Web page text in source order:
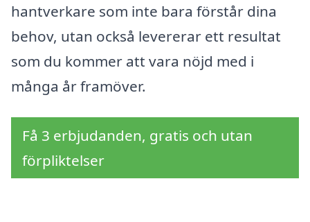
hantverkare som inte bara förstår dina
behov, utan också levererar ett resultat
som du kommer att vara nöjd med i
många år framöver.
Få 3 erbjudanden, gratis och utan
förpliktelser